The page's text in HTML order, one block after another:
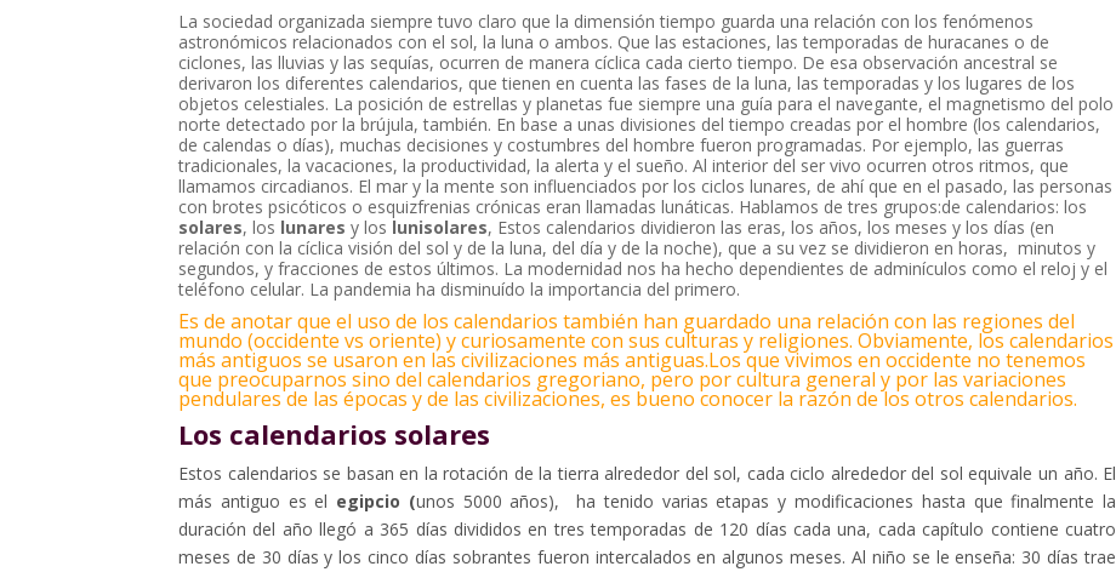
La sociedad organizada siempre tuvo claro que la dimensión tiempo guarda una relación con los fenómenos
astronómicos relacionados con el sol, la luna o ambos. Que las estaciones, las temporadas de huracanes o de
ciclones, las lluvias y las sequías, ocurren de manera cíclica cada cierto tiempo. De esa observación ancestral se
derivaron los diferentes calendarios, que tienen en cuenta las fases de la luna, las temporadas y los lugares de los
objetos celestiales. La posición de estrellas y planetas fue siempre una guía para el navegante, el magnetismo del polo
norte detectado por la brújula, también. En base a unas divisiones del tiempo creadas por el hombre (los calendarios,
de calendas o días), muchas decisiones y costumbres del hombre fueron programadas. Por ejemplo, las guerras
tradicionales, la vacaciones, la productividad, la alerta y el sueño. Al interior del ser vivo ocurren otros ritmos, que
llamamos circadianos. El mar y la mente son influenciados por los ciclos lunares, de ahí que en el pasado, las personas
con brotes psicóticos o esquizfrenias crónicas eran llamadas lunáticas. Hablamos de tres grupos:de calendarios: los
solares, los lunares y los lunisolares, Estos calendarios dividieron las eras, los años, los meses y los días (en
relación con la cíclica visión del sol y de la luna, del día y de la noche), que a su vez se dividieron en horas, minutos y
segundos, y fracciones de estos últimos. La modernidad nos ha hecho dependientes de adminículos como el reloj y el
teléfono celular. La pandemia ha disminuído la importancia del primero.
Es de anotar que el uso de los calendarios también han guardado una relación con las regiones del
mundo (occidente vs oriente) y curiosamente con sus culturas y religiones. Obviamente, los calendarios
más antiguos se usaron en las civilizaciones más antiguas.Los que vivimos en occidente no tenemos
que preocuparnos sino del calendarios gregoriano, pero por cultura general y por las variaciones
pendulares de las épocas y de las civilizaciones, es bueno conocer la razón de los otros calendarios.
Los calendarios solares
Estos calendarios se basan en la rotación de la tierra alrededor del sol, cada ciclo alrededor del sol equivale un año. El
más antiguo es el egipcio (unos 5000 años), ha tenido varias etapas y modificaciones hasta que finalmente la
duración del año llegó a 365 días divididos en tres temporadas de 120 días cada una, cada capítulo contiene cuatro
meses de 30 días y los cinco días sobrantes fueron intercalados en algunos meses. Al niño se le enseña: 30 días trae